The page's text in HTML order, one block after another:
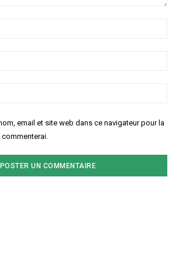
email et site web dans ce navigateur pour la